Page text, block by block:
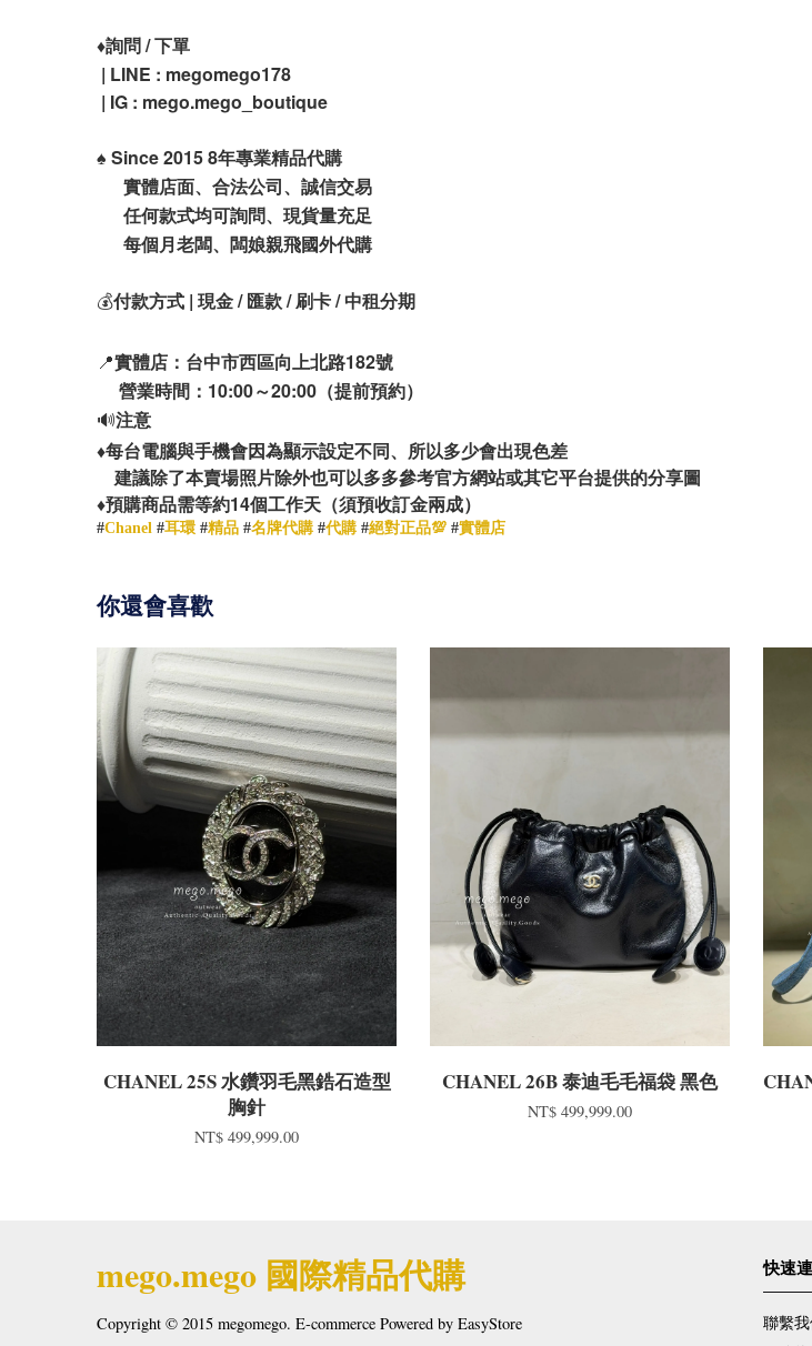
♦️詢問 / 下單
| LINE : megomego178
| IG : mego.mego_boutique
♠️ Since 2015 8年專業精品代購
實體店面、合法公司、誠信交易
任何款式均可詢問、現貨量充足
每個月老闆、闆娘親飛國外代購
💰付款方式 | 現金 / 匯款 / 刷卡 / 中租分期
📍實體店：台中市西區向上北路182號
營業時間：10:00～20:00（提前預約）
🔊注意
♦️每台電腦與手機會因為顯示設定不同、所以多少會出現色差
建議除了本賣場照片除外也可以多多參考官方網站或其它平台提供的分享圖
♦️預購商品需等約14個工作天（須預收訂金兩成）
#Chanel #耳環 #精品 #名牌代購 #代購 #絕對正品💯 #實體店
你還會喜歡
CHANEL 25S 水鑽羽毛黑鋯石造型
胸針
NT$ 499,999.00
CHANEL 26B 泰迪毛毛福袋 黑色
NT$ 499,999.00
mego.mego 國際精品代購
Copyright © 2015 megomego. E-commerce Powered by EasyStore
快速
聯繫